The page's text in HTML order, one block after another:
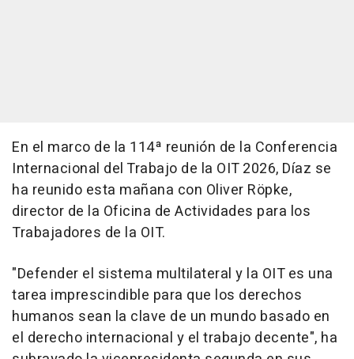
En el marco de la 114ª reunión de la Conferencia
Internacional del Trabajo de la OIT 2026, Díaz se
ha reunido esta mañana con Oliver Röpke,
director de la Oficina de Actividades para los
Trabajadores de la OIT.
"Defender el sistema multilateral y la OIT es una
tarea imprescindible para que los derechos
humanos sean la clave de un mundo basado en
el derecho internacional y el trabajo decente", ha